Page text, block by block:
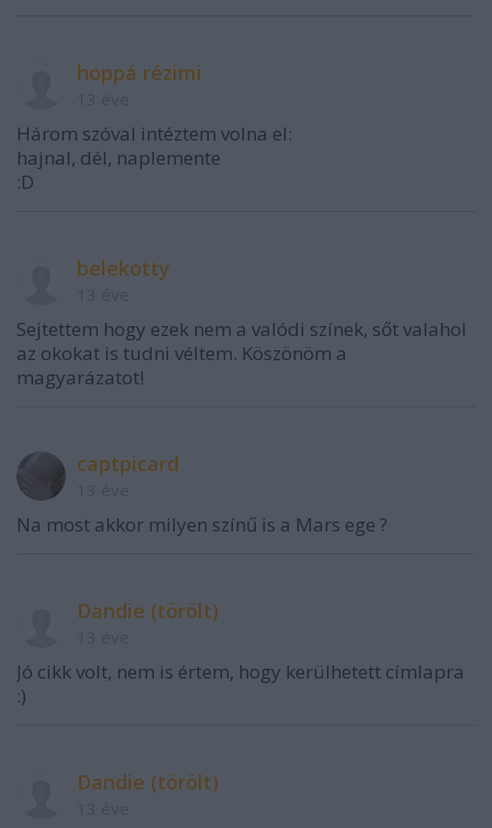
hoppá rézimi
Három szóval intéztem volna el:
hajnal, dél, naplemente
:D
belekotty
Sejtettem hogy ezek nem a valódi színek, sőt valahol
az okokat is tudni véltem. Köszönöm a
magyarázatot!
captpicard
Na most akkor milyen színű is a Mars ege ?
Dandie (törölt)
Jó cikk volt, nem is értem, hogy kerülhetett címlapra
:)
Dandie (törölt)